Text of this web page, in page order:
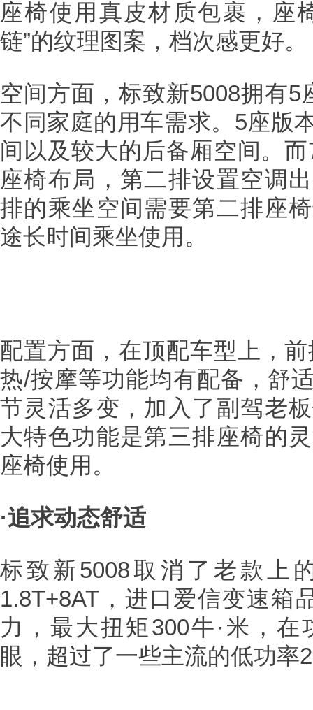
座椅使用真皮材质包裹，座
链”的纹理图案，档次感更好。
空间方面，标致新5008拥有
不同家庭的用车需求。5座版
间以及较大的后备厢空间。
座椅布局，第二排设置空调
排的乘坐空间需要第二排座
途长时间乘坐使用。
配置方面，在顶配车型上，
热/按摩等功能均有配备，舒
节灵活多变，加入了副驾老
大特色功能是第三排座椅的
座椅使用。
·追求动态舒适
标致新5008取消了老款上
1.8T+8AT，进口爱信变速箱
力，最大扭矩300牛·米，
眼，超过了一些主流的低功率